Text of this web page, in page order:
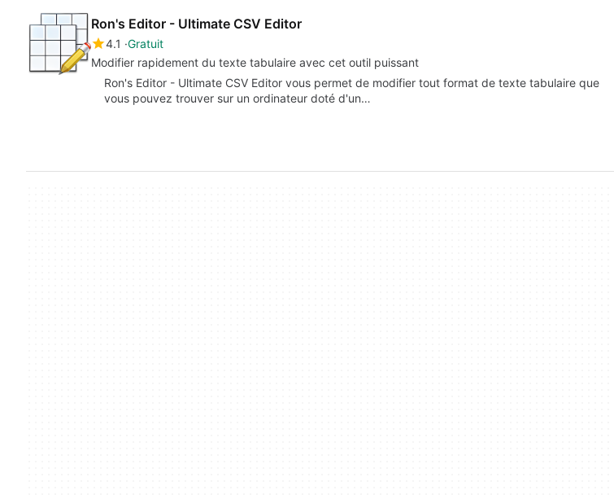
Ron's Editor - Ultimate CSV Editor
4.1 Gratuit
Modifier rapidement du texte tabulaire avec cet outil puissant
Ron's Editor - Ultimate CSV Editor vous permet de modifier tout format de texte tabulaire que
vous pouvez trouver sur un ordinateur doté d'un…